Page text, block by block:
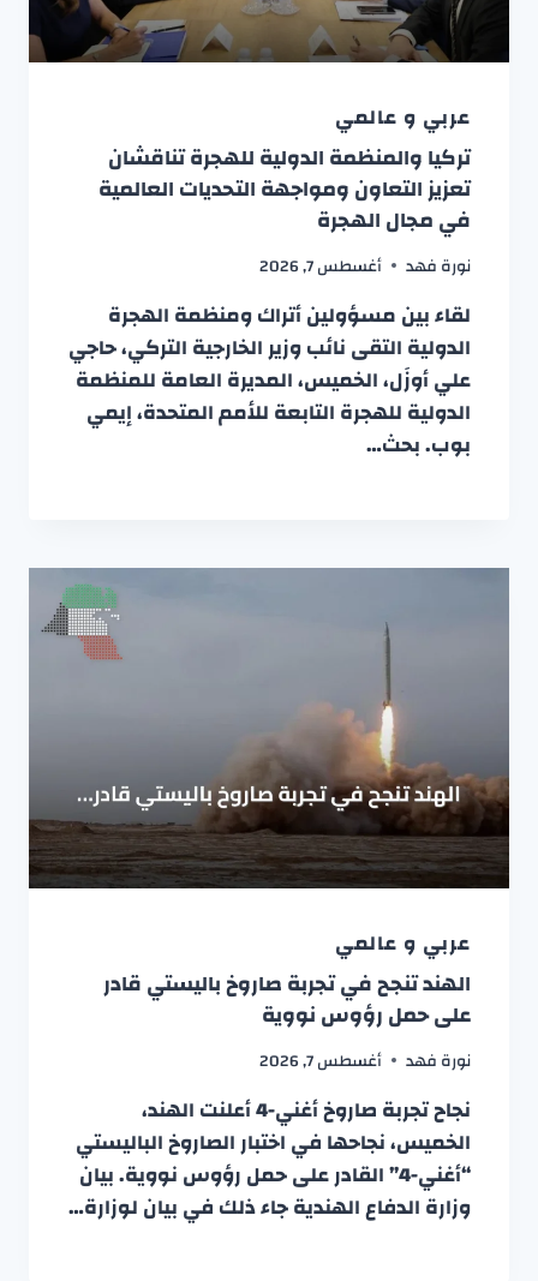
عربي و عالمي
تركيا والمنظمة الدولية للهجرة تناقشان
تعزيز التعاون ومواجهة التحديات العالمية
في مجال الهجرة
نورة فهد أغسطس 7, 2026
لقاء بين مسؤولين أتراك ومنظمة الهجرة
الدولية التقى نائب وزير الخارجية التركي، حاجي
علي أوزَل، الخميس، المديرة العامة للمنظمة
الدولية للهجرة التابعة للأمم المتحدة، إيمي
بوب. بحث…
عربي و عالمي
الهند تنجح في تجربة صاروخ باليستي قادر
على حمل رؤوس نووية
نورة فهد أغسطس 7, 2026
نجاح تجربة صاروخ أغني-4 أعلنت الهند،
الخميس، نجاحها في اختبار الصاروخ الباليستي
“أغني-4” القادر على حمل رؤوس نووية. بيان
وزارة الدفاع الهندية جاء ذلك في بيان لوزارة…